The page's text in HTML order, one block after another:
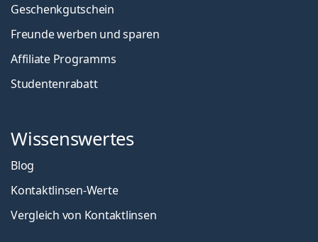
Geschenkgutschein
Freunde werben und sparen
Affiliate Programms
Studentenrabatt
Wissenswertes
Blog
Kontaktlinsen-Werte
Vergleich von Kontaktlinsen